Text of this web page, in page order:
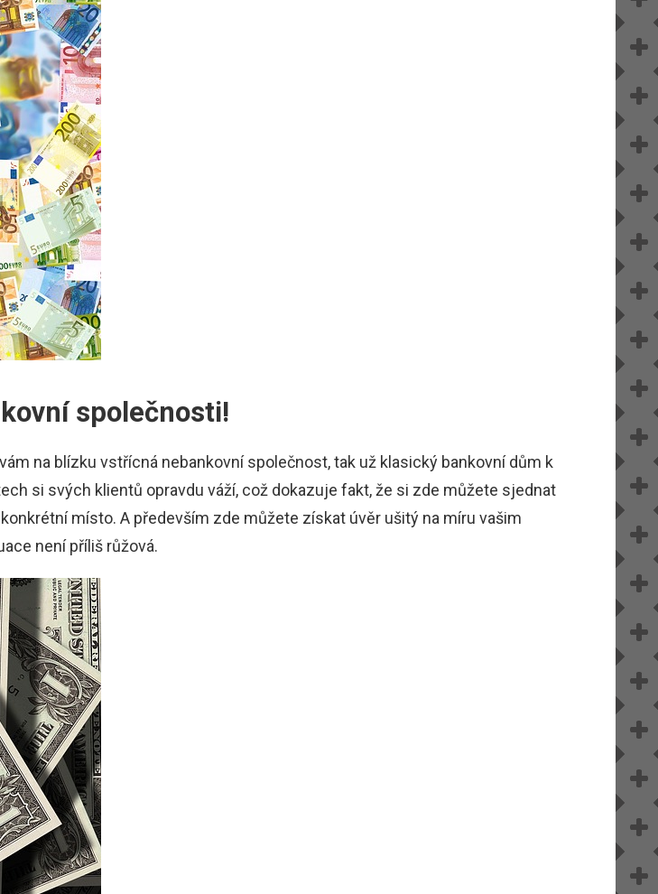
společnosti!
na blízku vstřícná nebankovní společnost, tak už klasický bankovní dům k
si svých klientů opravdu váží, což dokazuje fakt, že si zde můžete sjednat
místo. A především zde můžete získat úvěr ušitý na míru vašim
není příliš růžová.